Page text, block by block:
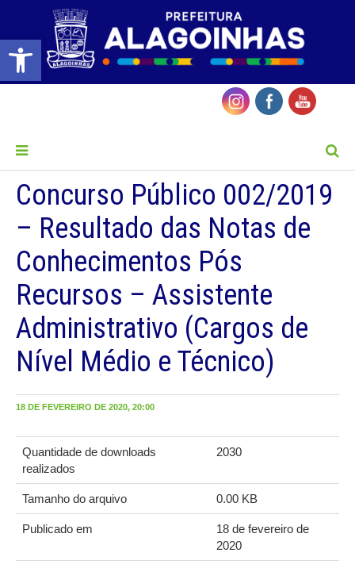
Barra de Ferramentas Aberta
Concurso Público 002/2019
– Resultado das Notas de
Conhecimentos Pós
Recursos – Assistente
Administrativo (Cargos de
Nível Médio e Técnico)
18 DE FEVEREIRO DE 2020, 20:00
Quantidade de downloads
realizados
2030
Tamanho do arquivo 0.00 KB
Publicado em
18 de fevereiro de
2020